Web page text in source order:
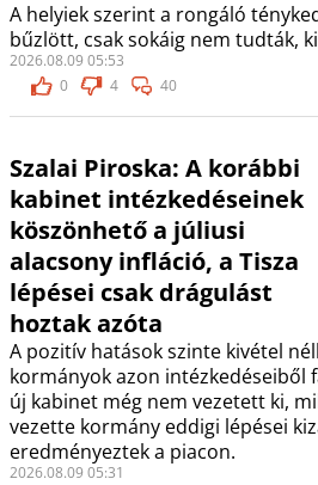
A helyiek szerint a rongáló
bűzlött, csak sokáig nem tudták,
2026.08.09 05:53
0
4 40
Szalai Piroska: A korábbi
kabinet intézkedéseinek
köszönhető a júliusi
alacsony infláció, a Tisza
lépései csak drágulást
hoztak azóta
A pozitív hatások szinte kivétel
kormányok azon intézkedéseiből
új kabinet még nem vezetett ki,
vezette kormány eddigi lépései
eredményeztek a piacon.
2026.08.09 05:31